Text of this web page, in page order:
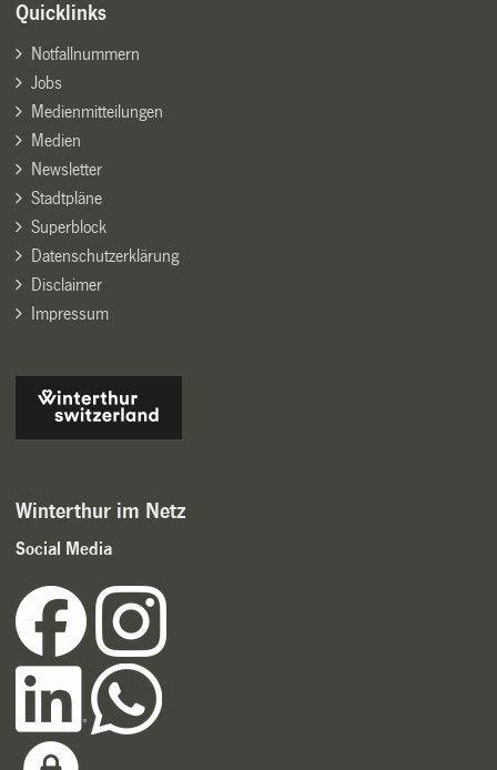
Quicklinks
Notfallnummern
Jobs
Medienmitteilungen
Medien
Newsletter
Stadtpläne
Superblock
Datenschutzerklärung
Disclaimer
Impressum
Winterthur im Netz
Social Media